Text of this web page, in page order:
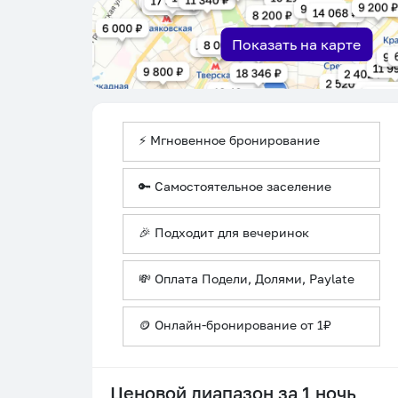
Показать на карте
⚡ Мгновенное бронирование
🔑 Самостоятельное заселение
🎉 Подходит для вечеринок
💸 Оплата Подели, Долями, Paylate
🪙 Онлайн-бронирование от 1₽
Ценовой диапазон за 1 ночь